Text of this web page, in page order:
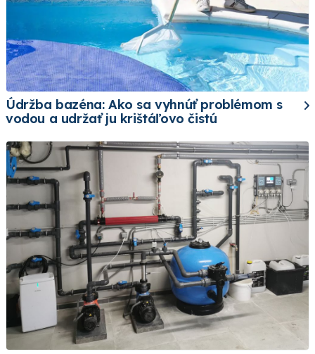
Údržba bazéna: Ako sa vyhnúť problémom s
vodou a udržať ju krištáľovo čistú